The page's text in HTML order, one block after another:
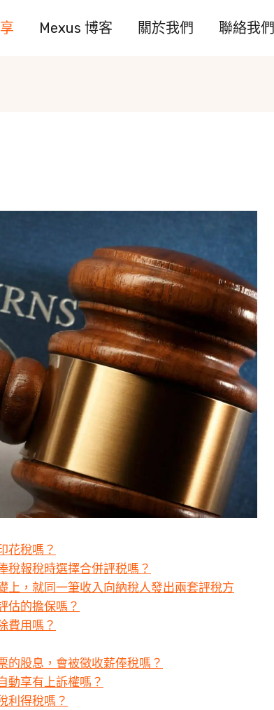
Mexus 博客 關於我們 聯絡我們
花稅嗎？
稅報稅時選擇合併評税嗎？
上，就同一筆收入向納稅人發出兩套評稅方
估的擔保嗎？
費用嗎？
的股息，會被徵收薪俸稅嗎？
動享有上訴權嗎？
利得稅嗎？